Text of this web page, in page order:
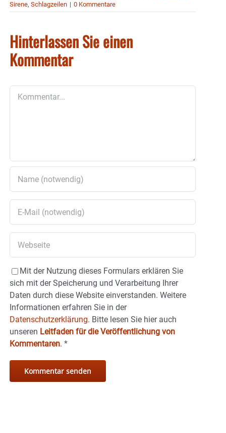
Sirene, Schlagzeilen | 0 Kommentare
Hinterlassen Sie einen
Kommentar
Mit der Nutzung dieses Formulars erklären Sie
sich mit der Speicherung und Verarbeitung Ihrer
Daten durch diese Website einverstanden. Weitere
Informationen erfahren Sie in der
Datenschutzerklärung. Bitte lesen Sie hier auch
unseren Leitfaden für die Veröffentlichung von
Kommentaren. *